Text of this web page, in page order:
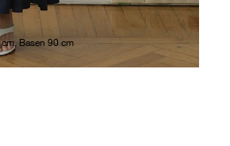
Basen 90 cm